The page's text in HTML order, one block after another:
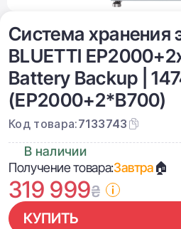
Система хранения
BLUETTI
Battery Backup |
(EP2000+2*B700)
Код товара:7133743
В наличии
Получение товара:Завтра🏠
319 999₴
КУПИТЬ